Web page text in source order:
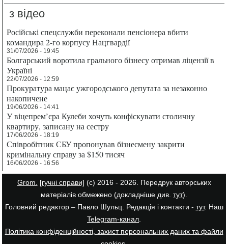
з відео
Російські спецслужби переконали пенсіонера вбити
командира 2-го корпусу Нацгвардії
31/07/2026 - 19:45
Болгарський воротила грального бізнесу отримав ліцензії в
Україні
22/07/2026 - 12:59
Прокуратура мацає ужгородського депутата за незаконно
накопичене
19/06/2026 - 14:41
У віцепрем’єра Кулеби хочуть конфіскувати столичну
квартиру, записану на сестру
17/06/2026 - 18:19
Співробітник СБУ пропонував бізнесмену закрити
кримінальну справу за $150 тисяч
16/06/2026 - 16:56
Grom. [гучні справи] (с) 2016 - 2026. Передрук авторських
матеріалів обмежено (докладніше див. тут).
Головний редактор – Павло Шульц. Редакція і контакти - тут. Наш
Telegram-канал
Політика конфіденційності, захист персональних даних та файли